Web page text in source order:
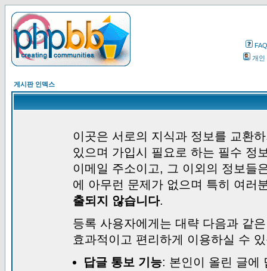
FAQ
개인
게시판 인덱스
이곳은 서로의 지식과 정보를 교환
있으며 가입시 필요로 하는 필수 정
이메일 주소이고, 그 이외의 정보들
에 아무런 문제가 없으며 특히 여러
출되지 않습니다.
등록 사용자에게는 대략 다음과 같
효과적이고 편리하게 이용하실 수
답글 통보 기능: 본인이 올린 글에